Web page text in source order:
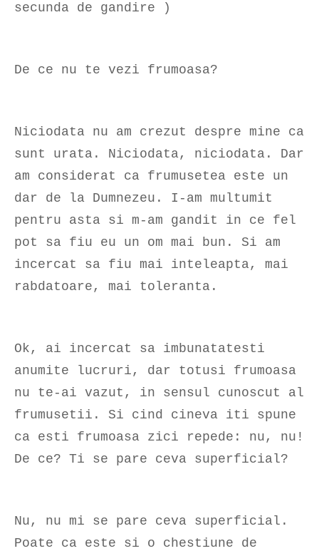
secunda de gandire )
De ce nu te vezi frumoasa?
Niciodata nu am crezut despre mine ca
sunt urata. Niciodata, niciodata. Dar
am considerat ca frumusetea este un
dar de la Dumnezeu. I-am multumit
pentru asta si m-am gandit in ce fel
pot sa fiu eu un om mai bun. Si am
incercat sa fiu mai inteleapta, mai
rabdatoare, mai toleranta.
Ok, ai incercat sa imbunatatesti
anumite lucruri, dar totusi frumoasa
nu te-ai vazut, in sensul cunoscut al
frumusetii. Si cind cineva iti spune
ca esti frumoasa zici repede: nu, nu!
De ce? Ti se pare ceva superficial?
Nu, nu mi se pare ceva superficial.
Poate ca este si o chestiune de